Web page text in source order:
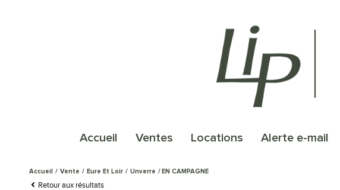
accueil ventes locations alerte e-mail
Accueil Vente Eure Et Loir Unverre EN CAMPAGNE
Retour aux résultats